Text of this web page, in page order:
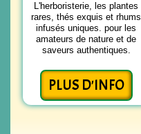
L'herboristerie, les plantes
rares, thés exquis et rhums
infusés uniques. pour les
amateurs de nature et de
saveurs authentiques.
PLUS D'INFO